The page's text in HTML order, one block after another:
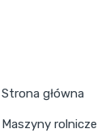
Strona główna
Maszyny rolnicze